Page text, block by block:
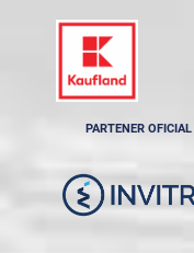
PARTENER OFICIAL